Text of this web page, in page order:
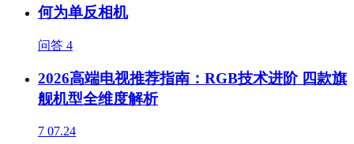
何为单反相机
问答 4
2026高端电视推荐指南：RGB技术进阶 四款旗
舰机型全维度解析
7 07.24